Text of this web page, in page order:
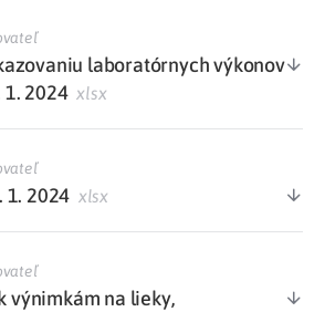
laboratórnych výkonov
2024xlsx
1. 2024 xlsx
výnimkám na lieky,